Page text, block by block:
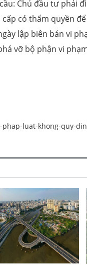
Chủ đầu tư phải
có thẩm quyền
lập biên bản vi
vỡ bộ phận vi
luat-khong-quy-